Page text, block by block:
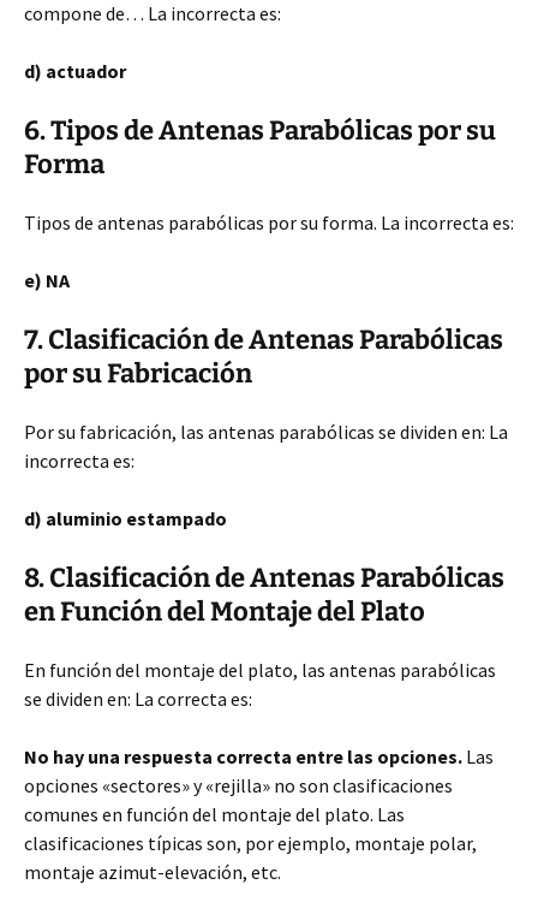
compone de… La incorrecta es:
d) actuador
6. Tipos de Antenas Parabólicas por su
Forma
Tipos de antenas parabólicas por su forma. La incorrecta es:
e) NA
7. Clasificación de Antenas Parabólicas
por su Fabricación
Por su fabricación, las antenas parabólicas se dividen en: La
incorrecta es:
d) aluminio estampado
8. Clasificación de Antenas Parabólicas
en Función del Montaje del Plato
En función del montaje del plato, las antenas parabólicas
se dividen en: La correcta es:
No hay una respuesta correcta entre las opciones. Las
opciones «sectores» y «rejilla» no son clasificaciones
comunes en función del montaje del plato. Las
clasificaciones típicas son, por ejemplo, montaje polar,
montaje azimut-elevación, etc.